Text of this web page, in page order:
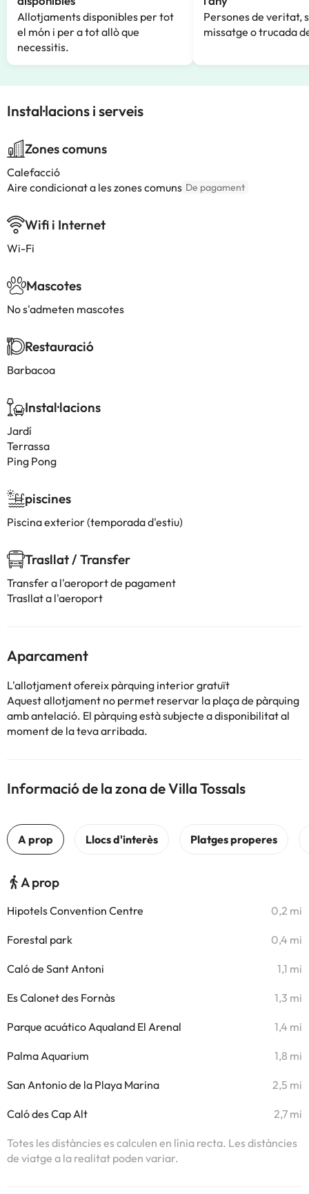
Allotjaments disponibles per tot
el món i per a tot allò que
necessitis.
Persones de veritat,
missatge o trucada
Instal·lacions i serveis
Zones comuns
Calefacció
Aire condicionat a les zones comuns De pagament
Wifi i Internet
Wi-Fi
Mascotes
No s'admeten mascotes
Restauració
Barbacoa
Instal·lacions
Jardí
Terrassa
Ping Pong
piscines
Piscina exterior (temporada d'estiu)
Trasllat / Transfer
Transfer a l'aeroport de pagament
Trasllat a l'aeroport
Aparcament
L'allotjament ofereix pàrquing interior gratuït
Aquest allotjament no permet reservar la plaça de pàrquing
amb antelació. El pàrquing està subjecte a disponibilitat al
moment de la teva arribada.
Informació de la zona de Villa Tossals
A prop
Hipotels Convention Centre 0,2 mi
Forestal park 0,4 mi
Caló de Sant Antoni 1,1 mi
Es Calonet des Fornàs 1,3 mi
Parque acuático Aqualand El Arenal 1,4 mi
Palma Aquarium 1,8 mi
San Antonio de la Playa Marina 2,5 mi
Caló des Cap Alt 2,7 mi
Totes les distàncies es calculen en línia recta. Les distàncies
de viatge a la realitat poden variar.